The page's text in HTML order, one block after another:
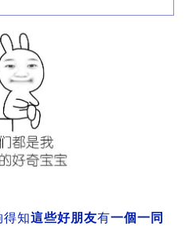
得知這些好朋友有一個一同